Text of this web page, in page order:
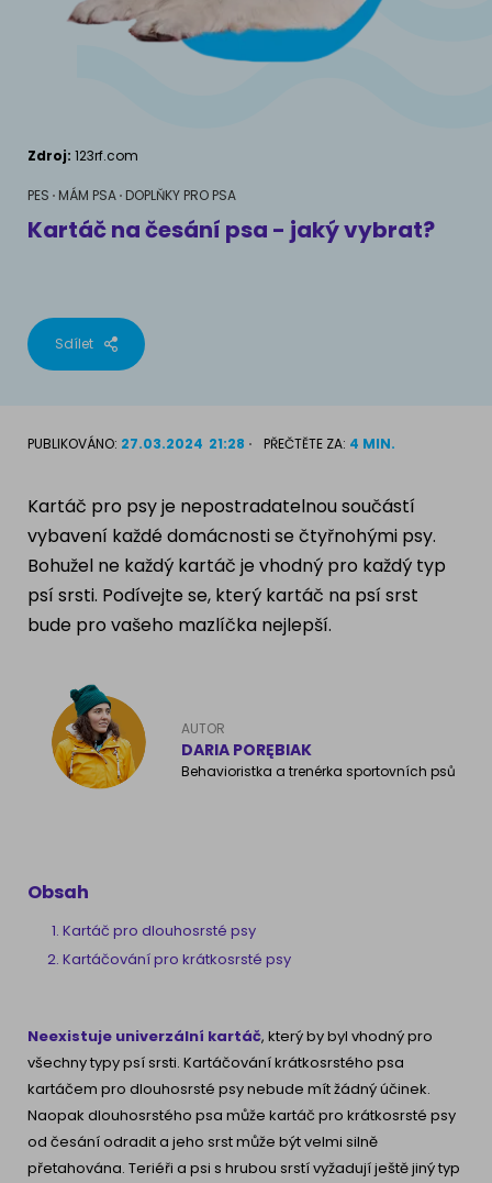
Pamlsky a doplňky stravy
Chování
Školení
Jak pochopit psa
Život se psem
PLEMENA PSŮ
Francouzský buldog
Dalmatín
Zlatý retrívr
Německý ovčák
Výživové poradenství
MÁM KOČKU
Jak rozumět kočce
Školení
Ragdoll
Britská krátkosrstá kočka
Bengálská kočka
AKVARIJNÍ RYBY
Zdroj: 123rf.com
PES MÁM PSA DOPLŇKY PRO PSA
Kartáč na česání psa - jaký vybrat?
Sdílet
PUBLIKOVÁNO: 27.03.2024 21:28 PŘEČTĚTE ZA: 4 MIN.
Kartáč pro psy je nepostradatelnou součástí
vybavení každé domácnosti se čtyřnohými psy.
Bohužel ne každý kartáč je vhodný pro každý typ
psí srsti. Podívejte se, který kartáč na psí srst
bude pro vašeho mazlíčka nejlepší.
AUTOR
DARIA PORĘBIAK
Behavioristka a trenérka sportovních psů
Obsah
Kartáč pro dlouhosrsté psy
Kartáčování pro krátkosrsté psy
Neexistuje univerzální kartáč, který by byl vhodný pro
všechny typy psí srsti. Kartáčování krátkosrstého psa
kartáčem pro dlouhosrsté psy nebude mít žádný účinek.
Naopak dlouhosrstého psa může kartáč pro krátkosrsté psy
od česání odradit a jeho srst může být velmi silně
přetahována. Teriéři a psi s hrubou srstí vyžadují ještě jiný typ